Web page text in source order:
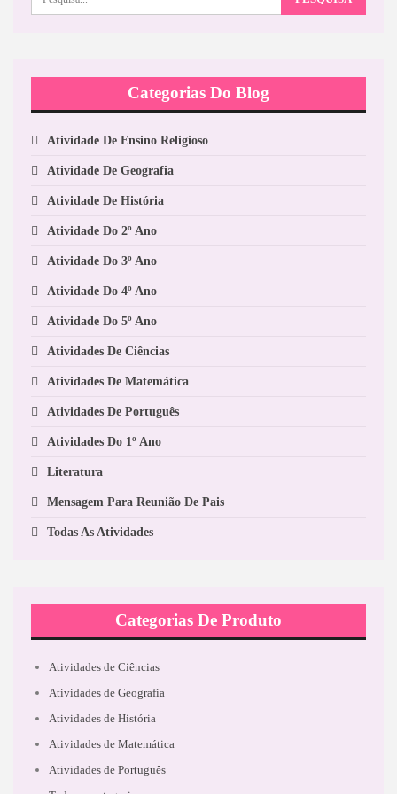
Categorias Do Blog
Atividade De Ensino Religioso
Atividade De Geografia
Atividade De História
Atividade Do 2º Ano
Atividade Do 3º Ano
Atividade Do 4º Ano
Atividade Do 5º Ano
Atividades De Ciências
Atividades De Matemática
Atividades De Português
Atividades Do 1º Ano
Literatura
Mensagem Para Reunião De Pais
Todas As Atividades
Categorias De Produto
Atividades de Ciências
Atividades de Geografia
Atividades de História
Atividades de Matemática
Atividades de Português